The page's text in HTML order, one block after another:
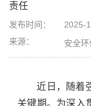
责任
发布时间：
2025-
来源：
安全
近日，随着
关键期。为深入